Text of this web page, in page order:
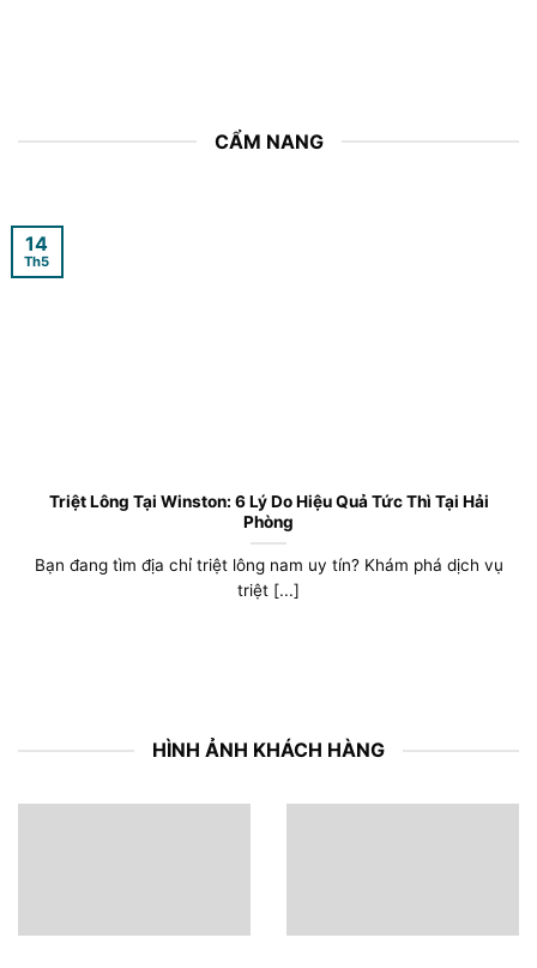
CẨM NANG
Triệt Lông Tại Winston: 6 Lý Do Hiệu Quả Tức Thì Tại Hải
Phòng
Bạn đang tìm địa chỉ triệt lông nam uy tín? Khám phá dịch vụ
triệt [...]
14
Th5
HÌNH ẢNH KHÁCH HÀNG